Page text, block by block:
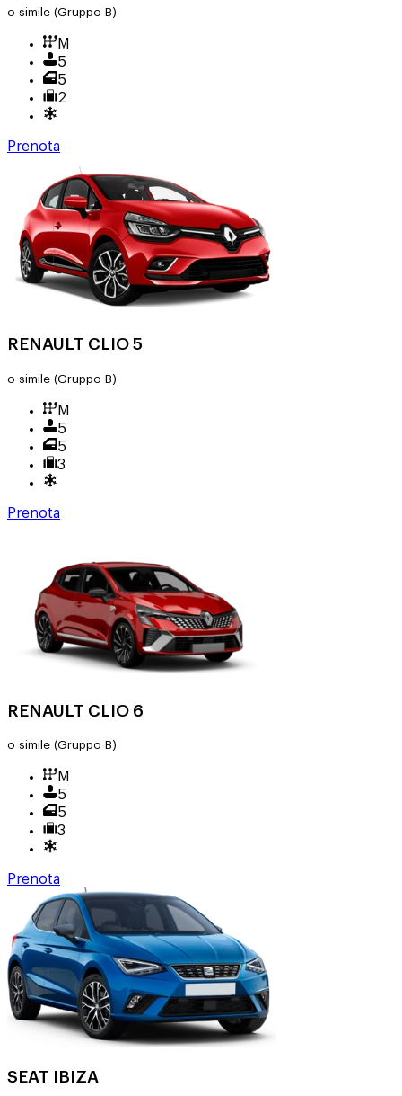
o simile (Gruppo B)
M
5
5
2
Prenota
RENAULT CLIO 5
o simile (Gruppo B)
M
5
5
3
Prenota
RENAULT CLIO 6
o simile (Gruppo B)
M
5
5
3
Prenota
SEAT IBIZA